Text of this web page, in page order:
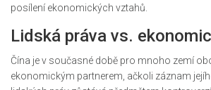
posílení ekonomických vztahů.
Lidská práva vs.
Čína je v současné době pro mnoho zemí
ekonomickým partnerem, ačkoli záznam